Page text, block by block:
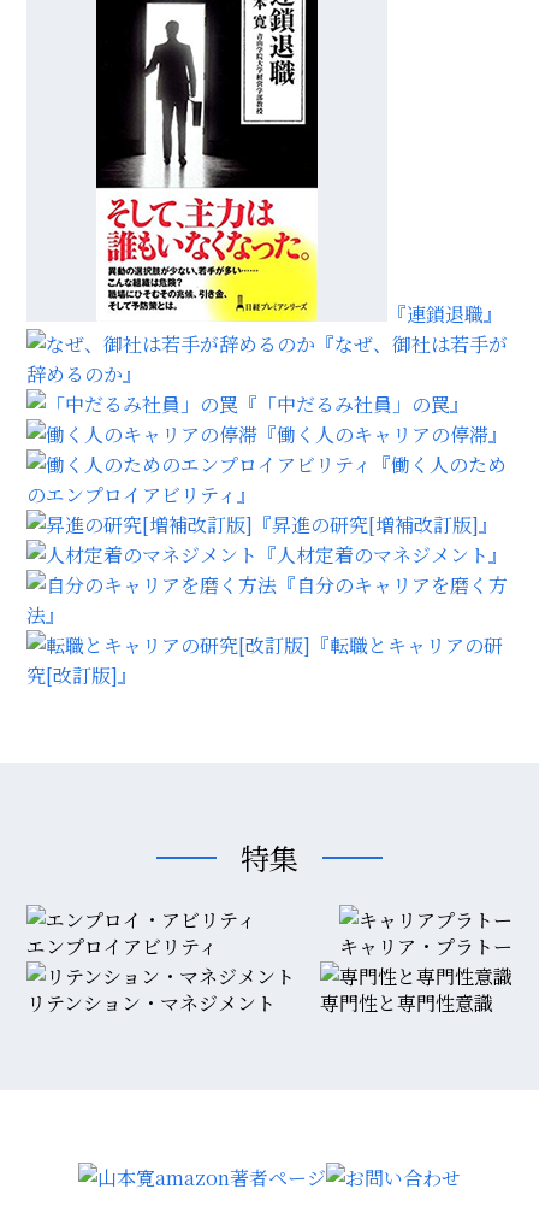
『連鎖退職』
『なぜ、御社は若手が
辞めるのか』
『「中だるみ社員」の罠』
『働く人のキャリアの停滞』
『働く人のため
のエンプロイアビリティ』
『昇進の研究[増補改訂版]』
『人材定着のマネジメント』
『自分のキャリアを磨く方
法』
『転職とキャリアの研
究[改訂版]』
特集
エンプロイアビリティ キャリア・プラトー
リテンション・マネジメント 専門性と専門性意識